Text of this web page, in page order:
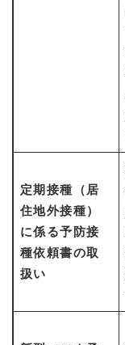
定期接種（居
住地外接種）
に係る予防接
種依頼書の取
扱い